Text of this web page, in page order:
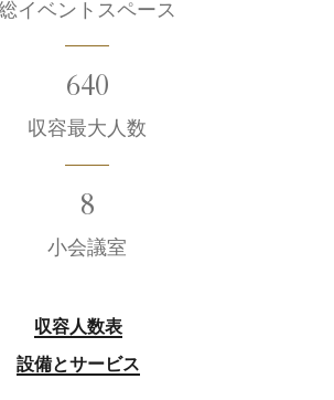
イベントスペース
640
収容最大人数
8
小会議室
収容人数表
設備とサービス